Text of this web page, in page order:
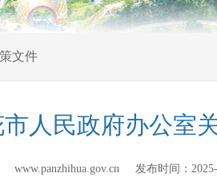
文件
人民政府办公室
www.panzhihua.gov.cn 发布时间：